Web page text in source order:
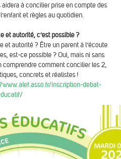
à concilier prise en compte des
et règles au quotidien.
et autorité, c’est possible ?
autorité ? Être un parent à l’écoute
est-ce possible ? Oui, mais ni sans
comprendre comment concilier les 2,
concrets et réalistes !
www.alef.asso.fr/inscription-debat-